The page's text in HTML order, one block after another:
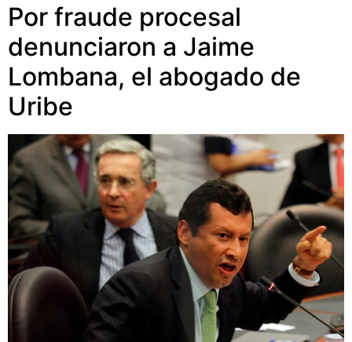
Por fraude procesal
denunciaron a Jaime
Lombana, el abogado de
Uribe